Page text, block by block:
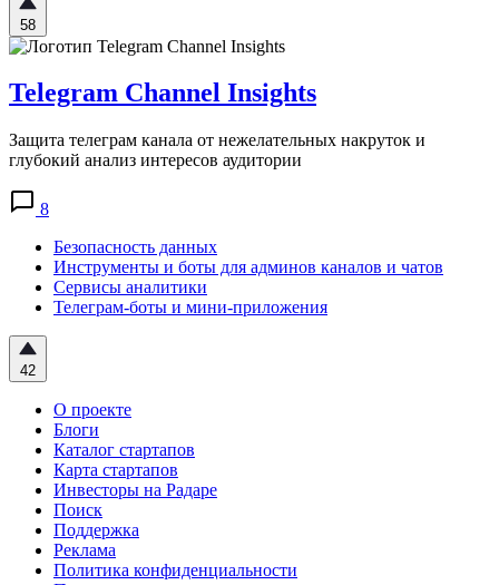
58
Telegram Channel Insights
Защита телеграм канала от нежелательных накруток и
глубокий анализ интересов аудитории
8
Безопасность данных
Инструменты и боты для админов каналов и чатов
Сервисы аналитики
Телеграм-боты и мини-приложения
42
О проекте
Блоги
Каталог стартапов
Карта стартапов
Инвесторы на Радаре
Поиск
Поддержка
Реклама
Политика конфиденциальности